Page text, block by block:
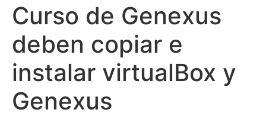
Curso de Genexus
deben copiar e
instalar virtualBox y
Genexus